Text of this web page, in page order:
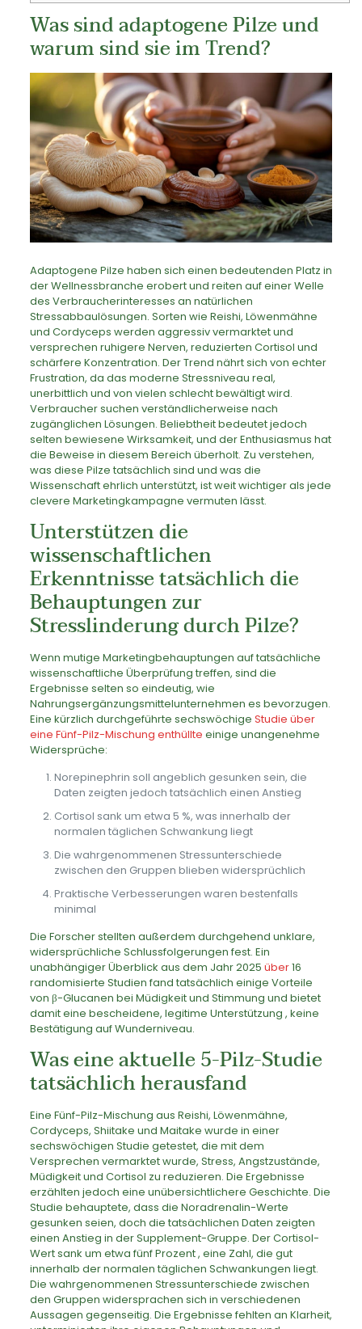
Was sind adaptogene Pilze und
warum sind sie im Trend?
Adaptogene Pilze haben sich einen bedeutenden Platz in
der Wellnessbranche erobert und reiten auf einer Welle
des Verbraucherinteresses an natürlichen
Stressabbaulösungen. Sorten wie Reishi, Löwenmähne
und Cordyceps werden aggressiv vermarktet und
versprechen ruhigere Nerven, reduzierten Cortisol und
schärfere Konzentration. Der Trend nährt sich von echter
Frustration, da das moderne Stressniveau real,
unerbittlich und von vielen schlecht bewältigt wird.
Verbraucher suchen verständlicherweise nach
zugänglichen Lösungen. Beliebtheit bedeutet jedoch
selten bewiesene Wirksamkeit, und der Enthusiasmus hat
die Beweise in diesem Bereich überholt. Zu verstehen,
was diese Pilze tatsächlich sind und was die
Wissenschaft ehrlich unterstützt, ist weit wichtiger als jede
clevere Marketingkampagne vermuten lässt.
Unterstützen die
wissenschaftlichen
Erkenntnisse tatsächlich die
Behauptungen zur
Stresslinderung durch Pilze?
Wenn mutige Marketingbehauptungen auf tatsächliche
wissenschaftliche Überprüfung treffen, sind die
Ergebnisse selten so eindeutig, wie
Nahrungsergänzungsmittelunternehmen es bevorzugen.
Eine kürzlich durchgeführte sechswöchige Studie über
eine Fünf-Pilz-Mischung enthüllte einige unangenehme
Widersprüche:
Norepinephrin soll angeblich gesunken sein, die
Daten zeigten jedoch tatsächlich einen Anstieg
Cortisol sank um etwa 5 %, was innerhalb der
normalen täglichen Schwankung liegt
Die wahrgenommenen Stressunterschiede
zwischen den Gruppen blieben widersprüchlich
Praktische Verbesserungen waren bestenfalls
minimal
Die Forscher stellten außerdem durchgehend unklare,
widersprüchliche Schlussfolgerungen fest. Ein
unabhängiger Überblick aus dem Jahr 2025 über16
randomisierte Studien fand tatsächlich einige Vorteile
von β-Glucanen bei Müdigkeit und Stimmung und bietet
damit eine bescheidene, legitime Unterstützung , keine
Bestätigung auf Wunderniveau.
Was eine aktuelle 5-Pilz-Studie
tatsächlich herausfand
Eine Fünf-Pilz-Mischung aus Reishi, Löwenmähne,
Cordyceps, Shiitake und Maitake wurde in einer
sechswöchigen Studie getestet, die mit dem
Versprechen vermarktet wurde, Stress, Angstzustände,
Müdigkeit und Cortisol zu reduzieren. Die Ergebnisse
erzählten jedoch eine unübersichtlichere Geschichte. Die
Studie behauptete, dass die Noradrenalin-Werte
gesunken seien, doch die tatsächlichen Daten zeigten
einen Anstieg in der Supplement-Gruppe. Der Cortisol-
Wert sank um etwa fünf Prozent , eine Zahl, die gut
innerhalb der normalen täglichen Schwankungen liegt.
Die wahrgenommenen Stressunterschiede zwischen
den Gruppen widersprachen sich in verschiedenen
Aussagen gegenseitig. Die Ergebnisse fehlten an Klarheit,